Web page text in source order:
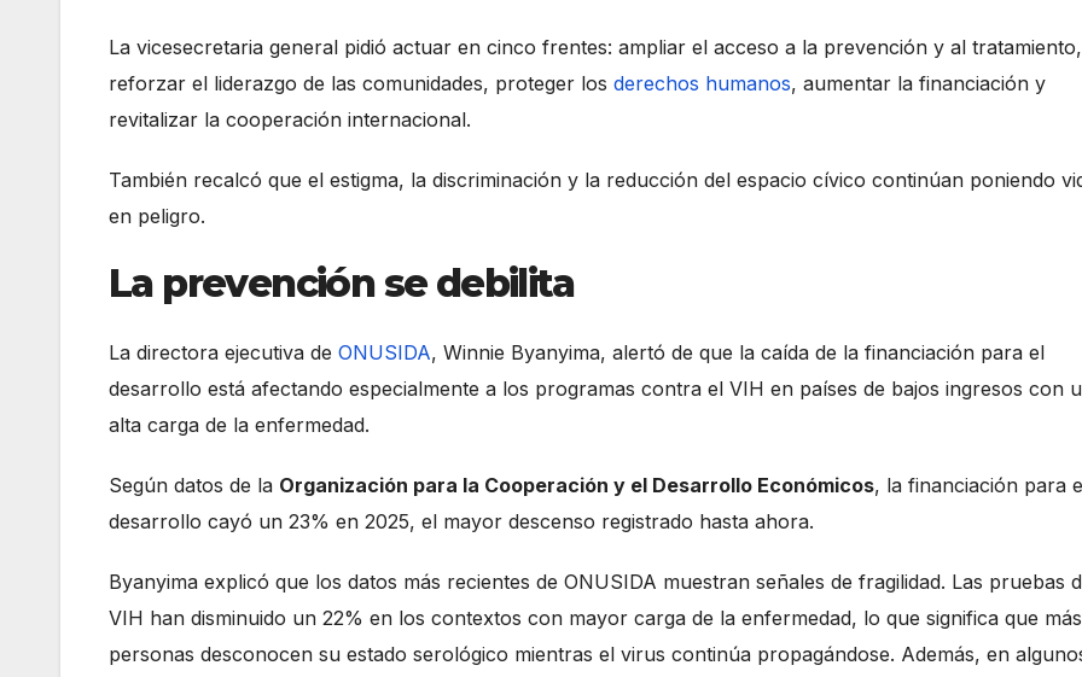
La vicesecretaria general pidió actuar en cinco frentes: ampliar el acceso a la prevención y al tratamiento,
reforzar el liderazgo de las comunidades, proteger los derechos humanos, aumentar la financiación y
revitalizar la cooperación internacional.
También recalcó que el estigma, la discriminación y la reducción del espacio cívico continúan poniendo
en peligro.
La prevención se debilita
La directora ejecutiva de ONUSIDA, Winnie Byanyima, alertó de que la caída de la financiación para el
desarrollo está afectando especialmente a los programas contra el VIH en países de bajos ingresos con
alta carga de la enfermedad.
Según datos de la Organización para la Cooperación y el Desarrollo Económicos, la financiación para
desarrollo cayó un 23% en 2025, el mayor descenso registrado hasta ahora.
Byanyima explicó que los datos más recientes de ONUSIDA muestran señales de fragilidad. Las pruebas
VIH han disminuido un 22% en los contextos con mayor carga de la enfermedad, lo que significa que más
personas desconocen su estado serológico mientras el virus continúa propagándose. Además, en